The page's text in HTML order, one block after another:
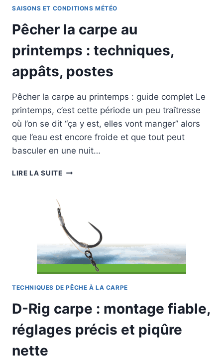
SAISONS ET CONDITIONS MÉTÉO
Pêcher la carpe au
printemps : techniques,
appâts, postes
Pêcher la carpe au printemps : guide complet Le
printemps, c’est cette période un peu traîtresse
où l’on se dit “ça y est, elles vont manger” alors
que l’eau est encore froide et que tout peut
basculer en une nuit…
LIRE LA SUITEPÊCHER
:
TECHNIQUES,
APPÂTS,
POSTES
TECHNIQUES DE PÊCHE À LA CARPE
D-Rig carpe : montage fiable,
réglages précis et piqûre
nette